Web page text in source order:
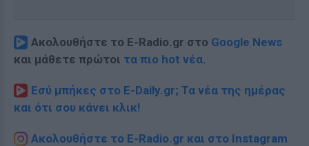
Ακολουθήστε το E-Radio.gr στο Google News
και μάθετε πρώτοι τα πιο hot νέα.
Εσύ μπήκες στο E-Daily.gr; Τα νέα της ημέρας
και ότι σου κάνει κλικ!
Ακολουθήστε το E-Radio.gr και στο Instagram